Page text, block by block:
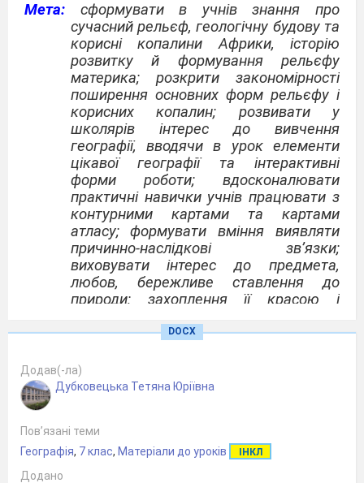
Мета:
сформувати в учнів знання про
сучасний рельєф, геологічну будову та
корисні копалини Африки, історію
розвитку й формування рельєфу
материка; розкрити закономірності
поширення основних форм рельєфу і
корисних копалин; розвивати у
школярів інтерес до вивчення
географії, вводячи в урок елементи
цікавої географії та інтерактивні
форми роботи; вдосконалювати
практичні навички учнів працювати з
контурними картами та картами
атласу; формувати вміння виявляти
причинно-наслідкові зв’язки;
виховувати інтерес до предмета,
любов, бережливе ставлення до
природи; захоплення її красою і
практичної роботи.
Обладнання:фізична карта Африки, атласи,
корисних копалин, авторська
презентація ppt «Геологічна
структура, рельєф та корисні
DOCX
Додав(-ла)
Дубковецька Тетяна Юріївна
Пов’язані теми
Географія, 7 клас, Матеріали до уроків ІНКЛ
Додано